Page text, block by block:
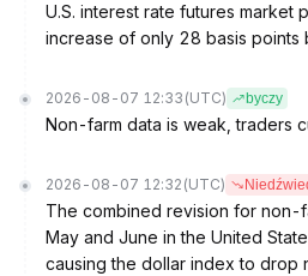
U.S. interest rate futures market
increase of only 28 basis points
2026-08-07 12:33 (UTC) byczy
Non-farm data is weak, traders
2026-08-07 12:32 (UTC)
The combined revision for non-
May and June in the United
causing the dollar index to drop